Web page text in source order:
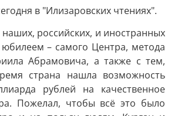
в "Илизаровских чтениях".
российских, и иностранных
– самого Центра, метода
Абрамовича, а также с тем,
страна нашла возможность
рублей на качественное
Пожелал, чтобы всё это было